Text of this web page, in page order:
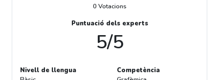
0 Votacions
Puntuació dels experts
5/5
Nivell de llengua
Competència